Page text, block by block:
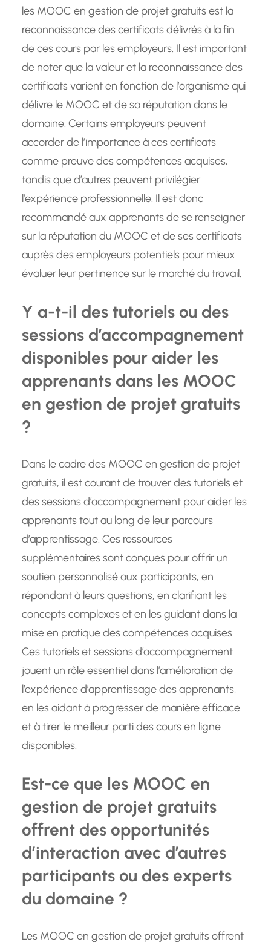
les MOOC en gestion de projet gratuits est la
reconnaissance des certificats délivrés à la fin
de ces cours par les employeurs. Il est important
de noter que la valeur et la reconnaissance des
certificats varient en fonction de l’organisme qui
délivre le MOOC et de sa réputation dans le
domaine. Certains employeurs peuvent
accorder de l’importance à ces certificats
comme preuve des compétences acquises,
tandis que d’autres peuvent privilégier
l’expérience professionnelle. Il est donc
recommandé aux apprenants de se renseigner
sur la réputation du MOOC et de ses certificats
auprès des employeurs potentiels pour mieux
évaluer leur pertinence sur le marché du travail.
Y a-t-il des tutoriels ou des
sessions d’accompagnement
disponibles pour aider les
apprenants dans les MOOC
en gestion de projet gratuits
?
Dans le cadre des MOOC en gestion de projet
gratuits, il est courant de trouver des tutoriels et
des sessions d’accompagnement pour aider les
apprenants tout au long de leur parcours
d’apprentissage. Ces ressources
supplémentaires sont conçues pour offrir un
soutien personnalisé aux participants, en
répondant à leurs questions, en clarifiant les
concepts complexes et en les guidant dans la
mise en pratique des compétences acquises.
Ces tutoriels et sessions d’accompagnement
jouent un rôle essentiel dans l’amélioration de
l’expérience d’apprentissage des apprenants,
en les aidant à progresser de manière efficace
et à tirer le meilleur parti des cours en ligne
disponibles.
Est-ce que les MOOC en
gestion de projet gratuits
offrent des opportunités
d’interaction avec d’autres
participants ou des experts
du domaine ?
Les MOOC en gestion de projet gratuits offrent